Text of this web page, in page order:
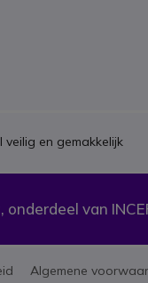
veilig en gemakkelijk
onderdeel van
Algemene